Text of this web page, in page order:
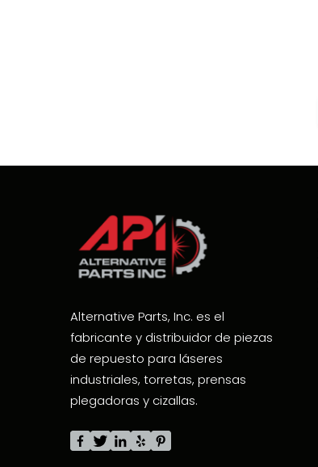
Alternative Parts, Inc. es el
fabricante y distribuidor de piezas
de repuesto para láseres
industriales, torretas, prensas
plegadoras y cizallas.